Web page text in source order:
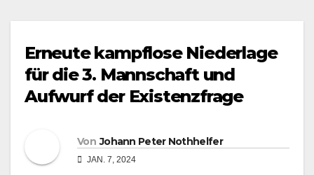
Erneute kampflose Niederlage
für die 3. Mannschaft und
Aufwurf der Existenzfrage
Von Johann Peter Nothhelfer
JAN. 7, 2024